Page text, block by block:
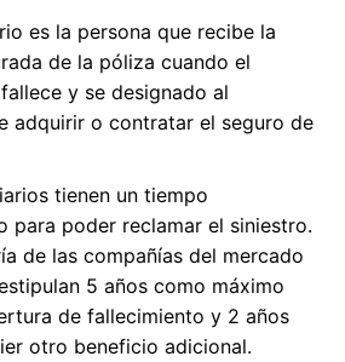
es la persona que recibe la
de la póliza cuando el
y se designado al
adquirir o contratar el seguro de
tienen un tiempo
para poder reclamar el siniestro.
de las compañías del mercado
5 años como máximo
de fallecimiento y 2 años
otro beneficio adicional.